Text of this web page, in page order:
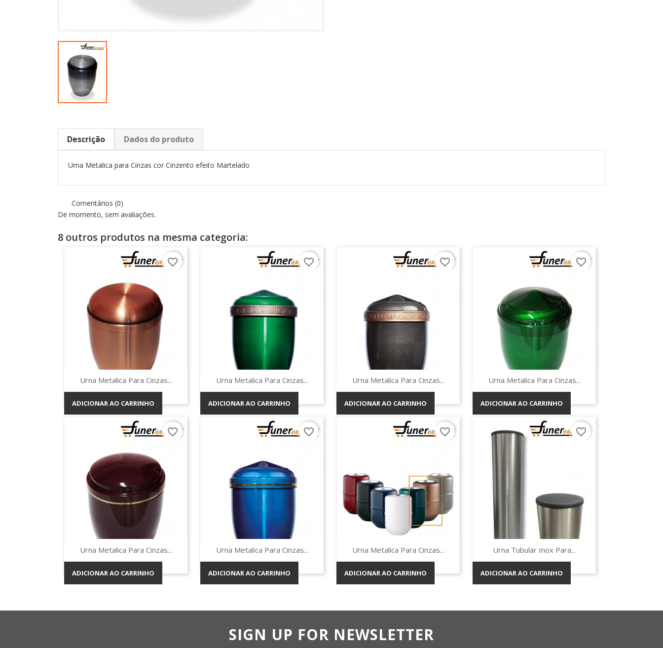
Descrição Dados do produto
Urna Metalica para Cinzas cor Cinzento efeito Martelado
Comentários (0)
De momento, sem avaliações.
8 outros produtos na mesma categoria:
Vista rápida
Urna Metalica Para Cinzas...
ADICIONAR AO CARRINHO
favorite_border
Vista rápida
Urna Metalica Para Cinzas...
ADICIONAR AO CARRINHO
favorite_border
Vista rápida
Urna Metalica Para Cinzas...
ADICIONAR AO CARRINHO
favorite_border
Vista rápida
Urna Metalica Para Cinzas...
ADICIONAR AO CARRINHO
favorite_border
Vista rápida
Urna Metalica Para Cinzas...
ADICIONAR AO CARRINHO
favorite_border
Vista rápida
Urna Metalica Para Cinzas...
ADICIONAR AO CARRINHO
favorite_border
Vista rápida
Urna Metalica Para Cinzas...
ADICIONAR AO CARRINHO
favorite_border
Vista rápida
Urna Tubular Inox Para...
ADICIONAR AO CARRINHO
favorite_border
SIGN UP FOR NEWSLETTER